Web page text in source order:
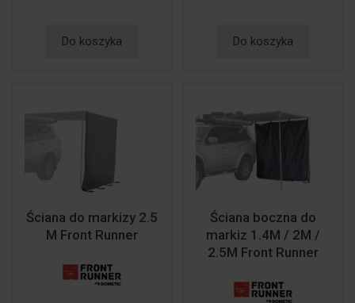
Do koszyka Do koszyka
Ściana do markizy 2.5
M Front Runner
Ściana boczna do
markiz 1.4M / 2M /
2.5M Front Runner